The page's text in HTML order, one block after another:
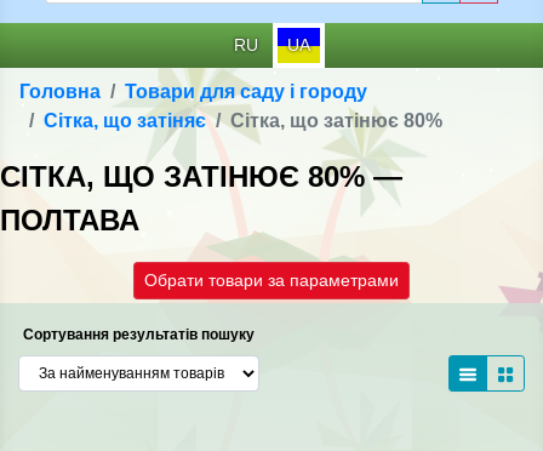
RU UA
Головна
Товари для саду і городу
Сітка, що затіняє
Сітка, що затінює 80%
СІТКА, ЩО ЗАТІНЮЄ 80% —
ПОЛТАВА
Обрати товари за параметрами
Сортування результатів пошуку